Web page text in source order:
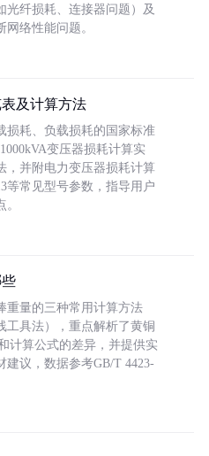
光纤损耗、连接器问题）及
络性能问题。
及计算方法
损耗、负载损耗的国家标准
变压器损耗计算实
，并附电力变压器损耗计算
等常见型号参数，指导用户
重量的三种常用计算方法
工具法），重点解析了黄铜
计算公式的差异，并提供实
建议，数据参考GB/T 4423-